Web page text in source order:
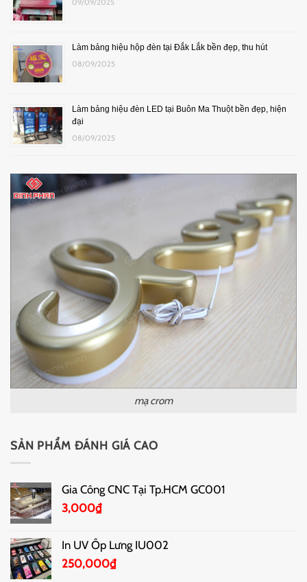
09/09/2025
Làm bảng hiệu hộp đèn tại Đắk Lắk bền đẹp, thu hút
08/09/2025
Làm bảng hiệu đèn LED tại Buôn Ma Thuột bền đẹp, hiện
đại
08/09/2025
mạ crom
SẢN PHẨM ĐÁNH GIÁ CAO
Gia Công CNC Tại Tp.HCM GC001
3,000₫
In UV Ốp Lưng IU002
250,000₫